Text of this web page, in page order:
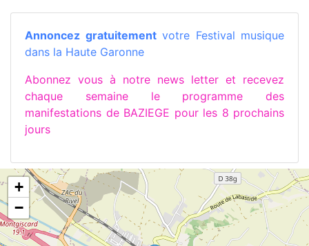
Annoncez gratuitementvotre Festival musique
dans la Haute Garonne
Abonnez vous à notre news letter et recevez
chaque semaine le programme des
manifestations de BAZIEGE pour les 8 prochains
jours
+
−